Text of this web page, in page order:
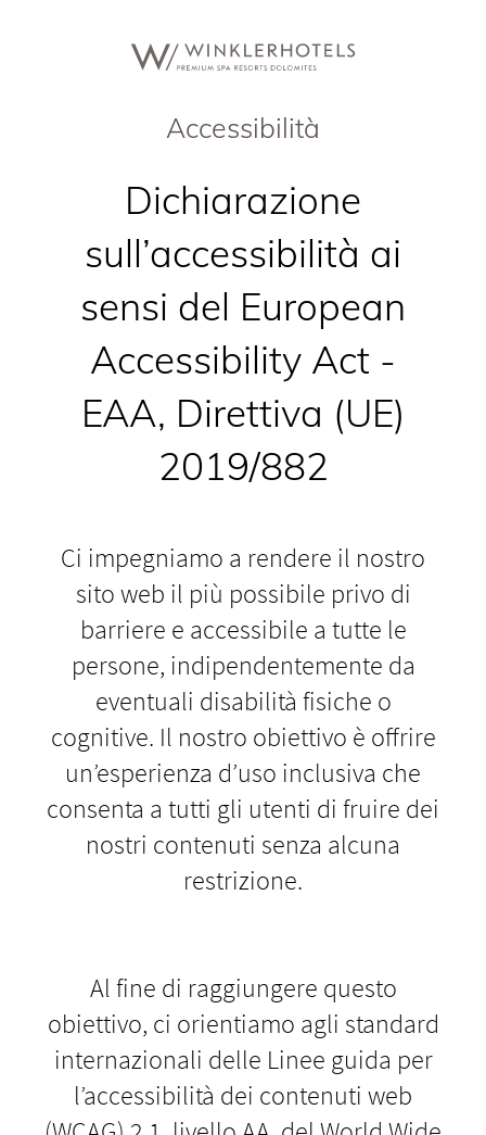
Accessibilità
Dichiarazione
sull’accessibilità ai
sensi del European
Accessibility Act -
EAA, Direttiva (UE)
2019/882
Ci impegniamo a rendere il nostro
sito web il più possibile privo di
barriere e accessibile a tutte le
persone, indipendentemente da
eventuali disabilità fisiche o
cognitive. Il nostro obiettivo è offrire
un’esperienza d’uso inclusiva che
consenta a tutti gli utenti di fruire dei
nostri contenuti senza alcuna
restrizione.
Al fine di raggiungere questo
obiettivo, ci orientiamo agli standard
internazionali delle Linee guida per
l’accessibilità dei contenuti web